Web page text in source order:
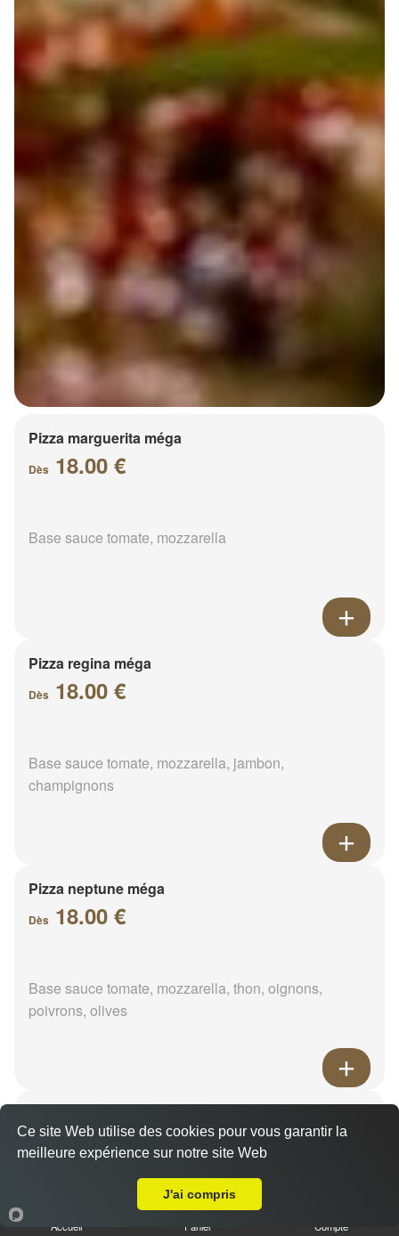
Pizza marguerita méga
Dès 18.00 €
Base sauce tomate, mozzarella
Pizza regina méga
Dès 18.00 €
Base sauce tomate, mozzarella, jambon,
champignons
Pizza neptune méga
Dès 18.00 €
Base sauce tomate, mozzarella, thon, oignons,
poivrons, olives
Dès 18.00 €
Base sauce tomate, mozzarella, anchois, câpres,
Accueil Panier Compte
Ce site Web utilise des cookies pour vous garantir la
meilleure expérience sur notre site Web
J'ai compris